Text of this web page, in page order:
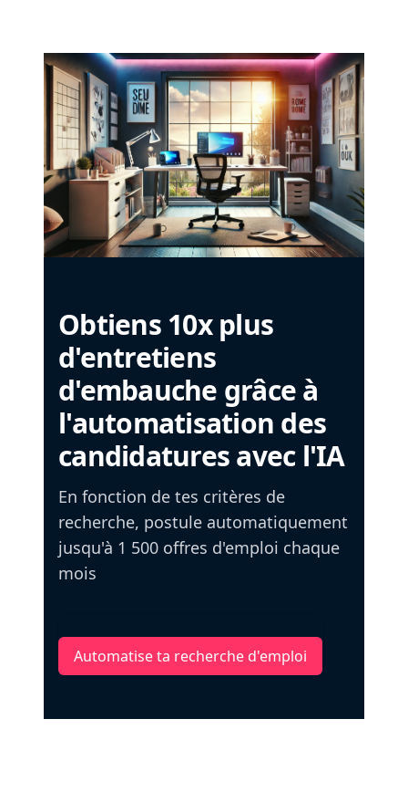
Obtiens 10x plus
d'entretiens
d'embauche grâce à
l'automatisation des
candidatures avec l'IA
En fonction de tes critères de
recherche, postule automatiquement
jusqu'à 1 500 offres d'emploi chaque
mois
Automatise ta recherche d'emploi